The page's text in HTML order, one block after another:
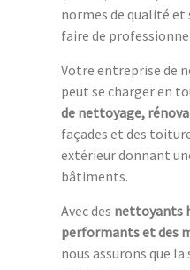
normes de qualité et
faire de
Votre entreprise de
peut se charger en
de nettoyage,
façades et des
extérieur donnant
bâtiments.
Avec des nettoyants
performants et des
nous assurons que